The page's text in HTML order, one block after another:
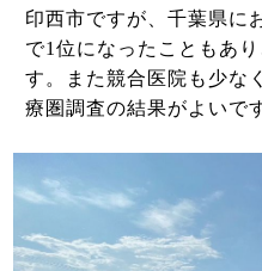
印西市ですが、千葉県に
で1位になったこともあ
す。また競合医院も少な
療圏調査の結果がよいで